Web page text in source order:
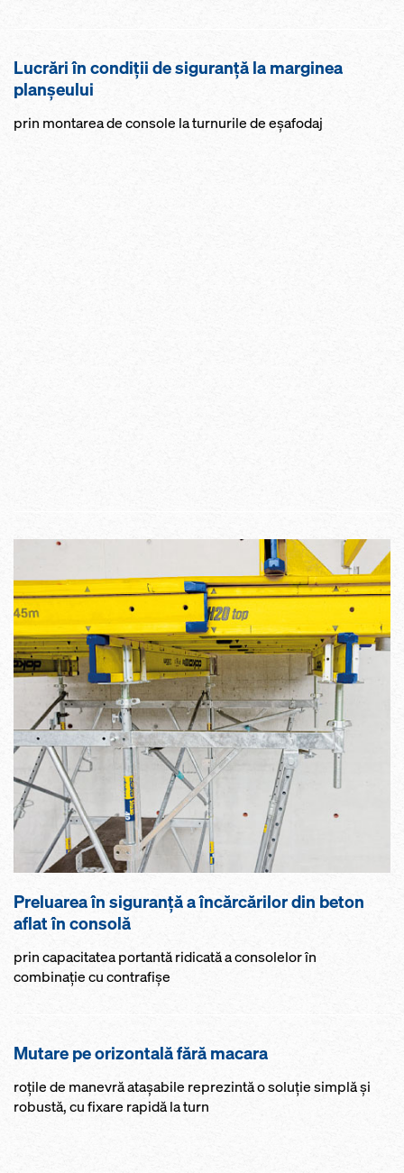
Lucrări în condiţii de siguranţă la marginea
planşeului
prin montarea de console la turnurile de eșafodaj
Preluarea în siguranță a încărcărilor din beton
aflat în consolă
prin capacitatea portantă ridicată a consolelor în
combinaţie cu contrafişe
Mutare pe orizontală fără macara
roţile de manevră ataşabile reprezintă o soluţie simplă şi
robustă, cu fixare rapidă la turn